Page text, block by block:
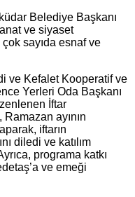
Belediye Başkanı
ve siyaset
sayıda esnaf ve
ve Kefalet Kooperatif ve
Yerleri Oda Başkanı
İftar
ayının
iftarın
diledi ve katılım
programa katkı
ve emeği